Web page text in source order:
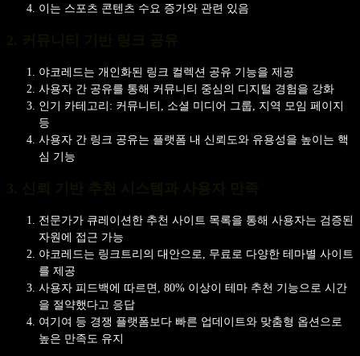
이는 스포츠 콘텐츠 수요 증가와 관련 있음
야코레드는 개인화된 링크 컬렉션 공유 기능을 제공
사용자 간 공유를 통해 커뮤니티 중심의 디지털 경험을 강화
인기 카테고리: 커뮤니티, 소셜 미디어 그룹, 지역 모임 페이지
등
사용자 간 링크 공유는 플랫폼 내 신뢰도와 유용성을 높이는 핵
심 기능
전문가가 큐레이션한 추천 사이트 목록을 통해 사용자는 검증된
자원에 접근 가능
야코레드는 링크트리의 대안으로, 무료로 다양한 테마별 사이트
를 제공
사용자 피드백에 따르면, 80% 이상이 테마 추천 기능으로 시간
을 절약했다고 응답
여기여 등 경쟁 플랫폼보다 빠른 업데이트와 맞춤형 옵션으로
높은 만족도 유지